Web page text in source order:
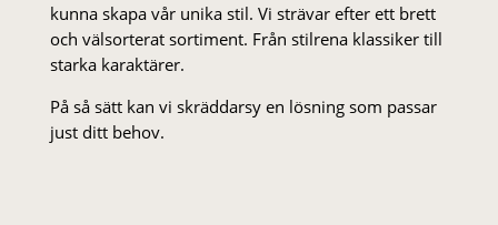
kunna skapa vår unika stil. Vi strä­var efter ett brett
och välsorterat sor­ti­ment. Från stil­rena klas­siker till
starka karaktärer.
På så sätt kan vi skräddarsy en lösning som passar
just ditt behov.